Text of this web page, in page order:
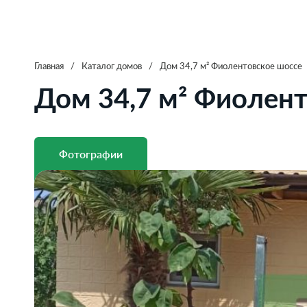
Главная / Каталог домов / Дом 34,7 м² Фиолентовское шоссе
Дом 34,7 м²
Фотографии